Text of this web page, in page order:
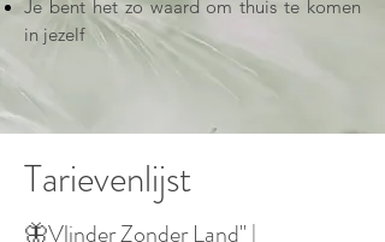
Je bent het zo waard om thuis te komen
in jezelf
Tarievenlijst
🦋Vlinder Zonder Land" |